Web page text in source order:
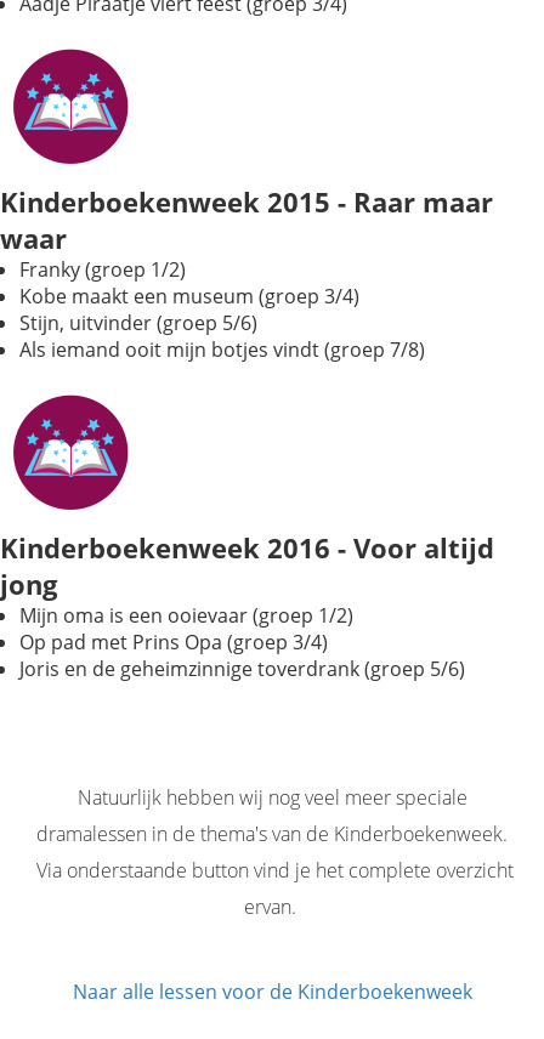
Kinderboekenweek 2015 - Raar maar
waar
Franky (groep 1/2)
Kobe maakt een museum (groep 3/4)
Stijn, uitvinder (groep 5/6)
Als iemand ooit mijn botjes vindt (groep 7/8)
Kinderboekenweek 2016 - Voor altijd
jong
Mijn oma is een ooievaar (groep 1/2)
Op pad met Prins Opa (groep 3/4)
Joris en de geheimzinnige toverdrank (groep 5/6)
Natuurlijk hebben wij nog veel meer speciale
dramalessen in de thema's van de Kinderboekenweek.
Via onderstaande button vind je het complete overzicht
ervan.
Naar alle lessen voor de Kinderboekenweek